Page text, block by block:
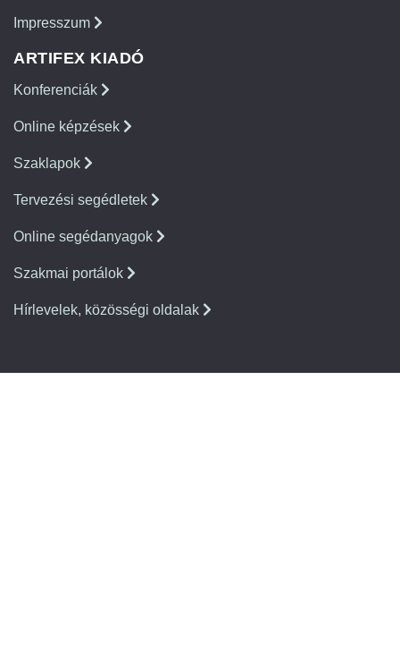
Impresszum
ARTIFEX KIADÓ
Konferenciák
Online képzések
Szaklapok
Tervezési segédletek
Online segédanyagok
Szakmai portálok
Hírlevelek, közösségi oldalak